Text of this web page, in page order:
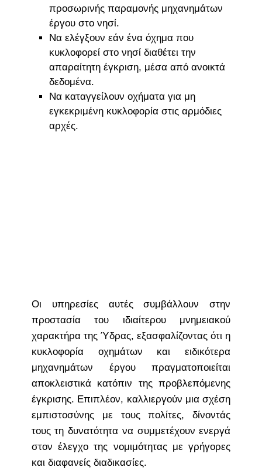
προσωρινής παραμονής μηχανημάτων
έργου στο νησί.
Να ελέγξουν εάν ένα όχημα που
κυκλοφορεί στο νησί διαθέτει την
απαραίτητη έγκριση, μέσα από ανοικτά
δεδομένα.
Να καταγγείλουν οχήματα για μη
εγκεκριμένη κυκλοφορία στις αρμόδιες
αρχές.
Οι υπηρεσίες αυτές συμβάλλουν στην
προστασία του ιδιαίτερου μνημειακού
χαρακτήρα της Ύδρας, εξασφαλίζοντας ότι η
κυκλοφορία οχημάτων και ειδικότερα
μηχανημάτων έργου πραγματοποιείται
αποκλειστικά κατόπιν της προβλεπόμενης
έγκρισης. Επιπλέον, καλλιεργούν μια σχέση
εμπιστοσύνης με τους πολίτες, δίνοντάς
τους τη δυνατότητα να συμμετέχουν ενεργά
στον έλεγχο της νομιμότητας με γρήγορες
και διαφανείς διαδικασίες.